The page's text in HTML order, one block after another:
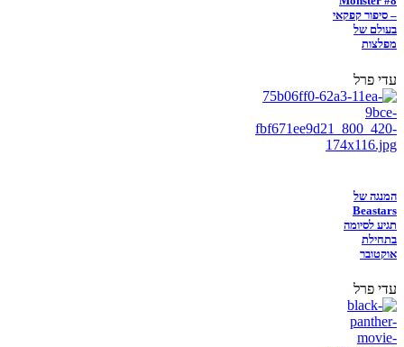
– סיפור קפקאי
בעולם של
מפלצות
עדי פרל
המנגה של
Beastars
תגיע לסיומה
בתחילת
אוקטובר
עדי פרל